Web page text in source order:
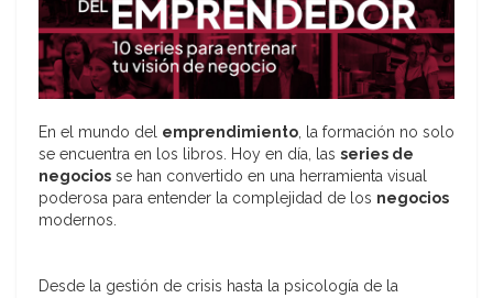
En el mundo del emprendimiento, la formación no solo
se encuentra en los libros. Hoy en día, las series de
negocios se han convertido en una herramienta visual
poderosa para entender la complejidad de los negocios
modernos.
Desde la gestión de crisis hasta la psicología de la